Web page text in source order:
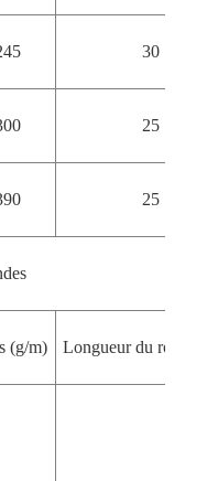
30
25
25
(g/m) Longueur du